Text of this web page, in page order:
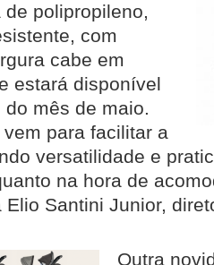
polipropileno,
com
cabe em
estará disponível
mês de maio.
para facilitar a
versatilidade e
na hora de
Elio Santini Junior,
Outra